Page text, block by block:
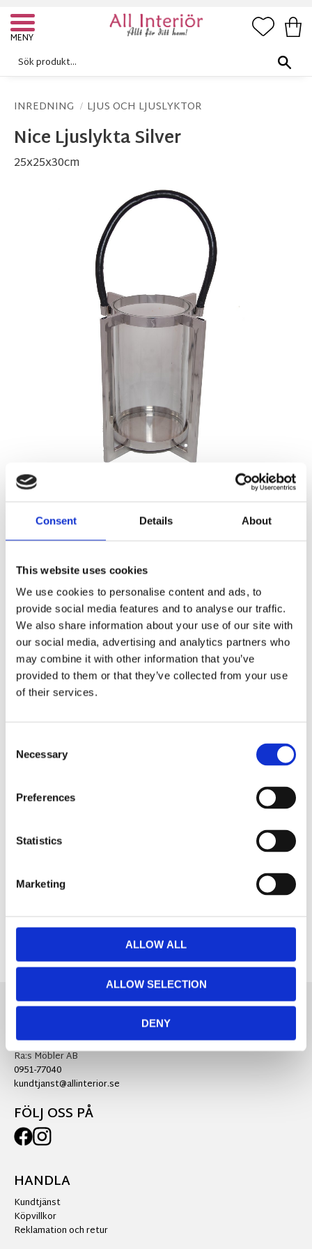
Consent Details About
This website uses cookies
We use cookies to personalise content and ads, to
provide social media features and to analyse our traffic.
We also share information about your use of our site with
our social media, advertising and analytics partners who
may combine it with other information that you’ve
provided to them or that they’ve collected from your use
of their services.
Selection
Necessary
Preferences
Statistics
Marketing
ALLOW ALL
ALLOW SELECTION
DENY
Meny
INREDNING LJUS OCH LJUSLYKTOR
Nice Ljuslykta Silver
25x25x30cm
339,00
Antal
Lagerstatus 2 st i lager 177678
Tillverkare
Martinsen
Fri frakt över 995kr
Snabba leveranser
Enkel betalning med Klarna
Riktigt snygg ljuslykta med silverram, läderband
att hålla i och ett stort cylinderglas i mitten.
MÅTT OCH SPECIFIKATIONER
Visa alla produkter från Martinsen
KONTAKTA OSS
Ra:s Möbler AB
0951-77040
kundtjanst@allinterior.se
FÖLJ OSS PÅ
HANDLA
Kundtjänst
Köpvillkor
Reklamation och retur